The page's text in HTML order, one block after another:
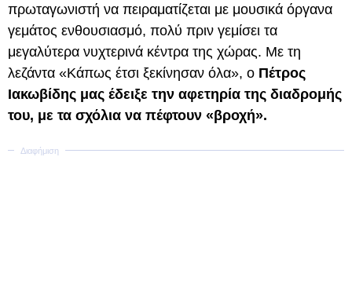
πρωταγωνιστή να πειραματίζεται με μουσικά όργανα
γεμάτος ενθουσιασμό, πολύ πριν γεμίσει τα
μεγαλύτερα νυχτερινά κέντρα της χώρας. Με τη
λεζάντα «Κάπως έτσι ξεκίνησαν όλα», ο Πέτρος
Ιακωβίδης μας έδειξε την αφετηρία της διαδρομής
του, με τα σχόλια να πέφτουν «βροχή».